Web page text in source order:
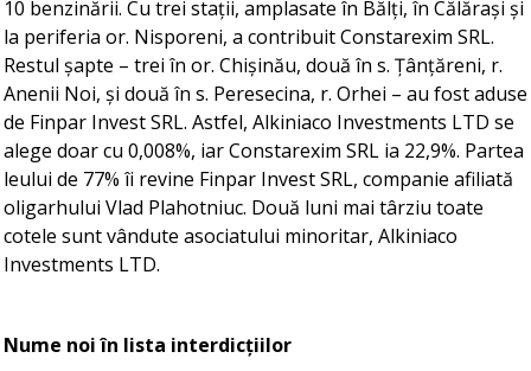
10 benzinării. Cu trei stații, amplasate în Bălți, în Călărași și
la periferia or. Nisporeni, a contribuit Constarexim SRL.
Restul șapte – trei în or. Chișinău, două în s. Țânțăreni, r.
Anenii Noi, și două în s. Peresecina, r. Orhei – au fost aduse
de Finpar Invest SRL. Astfel, Alkiniaco Investments LTD se
alege doar cu 0,008%, iar Constarexim SRL ia 22,9%. Partea
leului de 77% îi revine Finpar Invest SRL, companie afiliată
oligarhului Vlad Plahotniuc. Două luni mai târziu toate
cotele sunt vândute asociatului minoritar, Alkiniaco
Investments LTD.
Nume noi în lista interdicțiilor